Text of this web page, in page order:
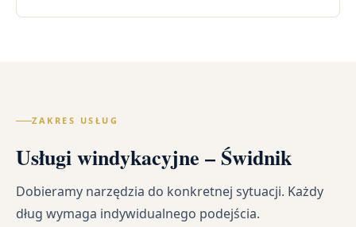
ZAKRES USŁUG
Usługi windykacyjne – Świdnik
Dobieramy narzędzia do konkretnej sytuacji. Każdy
dług wymaga indywidualnego podejścia.